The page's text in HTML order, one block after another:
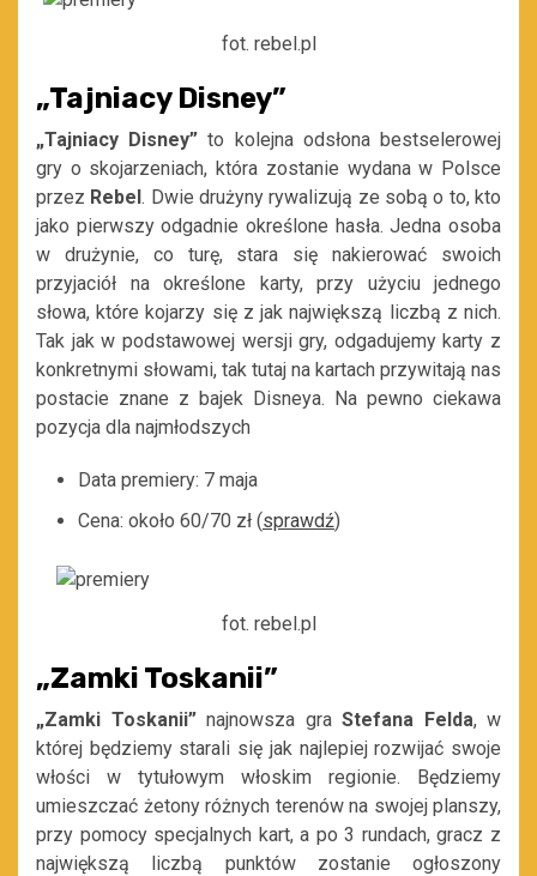
fot. rebel.pl
„Tajniacy Disney”
„Tajniacy Disney”to kolejna odsłona bestselerowej
gry o skojarzeniach, która zostanie wydana w Polsce
przez Rebel. Dwie drużyny rywalizują ze sobą o to, kto
jako pierwszy odgadnie określone hasła. Jedna osoba
w drużynie, co turę, stara się nakierować swoich
przyjaciół na określone karty, przy użyciu jednego
słowa, które kojarzy się z jak największą liczbą z nich.
Tak jak w podstawowej wersji gry, odgadujemy karty z
konkretnymi słowami, tak tutaj na kartach przywitają nas
postacie znane z bajek Disneya. Na pewno ciekawa
pozycja dla najmłodszych
Data premiery: 7 maja
Cena: około 60/70 zł (sprawdź)
fot. rebel.pl
„Zamki Toskanii”
„Zamki Toskanii” najnowsza graStefana Felda, w
której będziemy starali się jak najlepiej rozwijać swoje
włości w tytułowym włoskim regionie. Będziemy
umieszczać żetony różnych terenów na swojej planszy,
przy pomocy specjalnych kart, a po 3 rundach, gracz z
największą liczbą punktów zostanie ogłoszony